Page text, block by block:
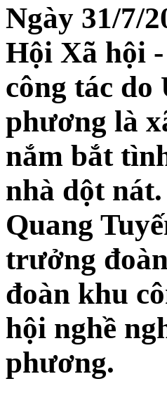
Ngày 31/7/
Hội Xã hội
công tác
phương là
nắm bắt
nhà dột
Quang
trưởng
đoàn khu
hội nghề
phương.